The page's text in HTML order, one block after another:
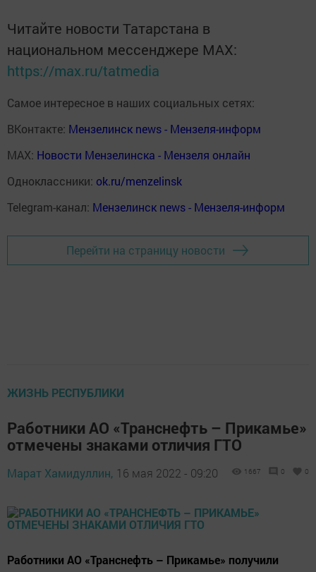
Читайте новости Татарстана в
национальном мессенджере MАХ:
https://max.ru/tatmedia
Самое интересное в наших социальных сетях:
ВКонтакте: Мензелинск news - Мензеля-информ
MAX: Новости Мензелинска - Мензеля онлайн
Одноклассники: ok.ru/menzelinsk
Telegram-канал: Мензелинск news - Мензеля-информ
Перейти на страницу новости
ЖИЗНЬ РЕСПУБЛИКИ
Работники АО «Транснефть – Прикамье»
отмечены знаками отличия ГТО
Марат Хамидуллин, 16 мая 2022 - 09:20 1667 0 0
Работники АО «Транснефть – Прикамье» получили